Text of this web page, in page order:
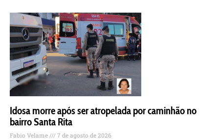
Idosa morre após ser atropelada por caminhão no
bairro Santa Rita
Fabio Velame 7 de agosto de 2026